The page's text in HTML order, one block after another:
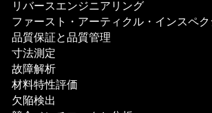
リバースエンジニアリング
ファースト・アーティクル・インスペク
品質保証と品質管理
寸法測定
故障解析
材料特性評価
欠陥検出